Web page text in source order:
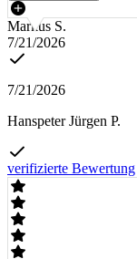
Markus S.
7/21/2026
7/21/2026
Hanspeter Jürgen P.
verifizierte Bewertung